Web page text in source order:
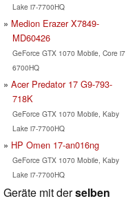
Lake i7-7700HQ
Medion Erazer X7849-
MD60426
GeForce GTX 1070 Mobile, Core i7
6700HQ
Acer Predator 17 G9-793-
718K
GeForce GTX 1070 Mobile, Kaby
Lake i7-7700HQ
HP Omen 17-an016ng
GeForce GTX 1070 Mobile, Kaby
Lake i7-7700HQ
Geräte mit derselben